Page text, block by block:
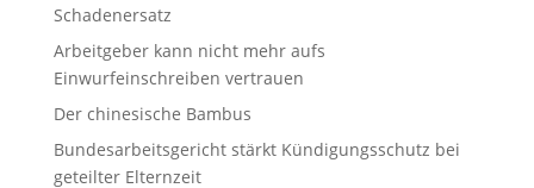
Schadenersatz
Arbeitgeber kann nicht mehr aufs
Einwurfeinschreiben vertrauen
Der chinesische Bambus
Bundesarbeitsgericht stärkt Kündigungsschutz bei
geteilter Elternzeit